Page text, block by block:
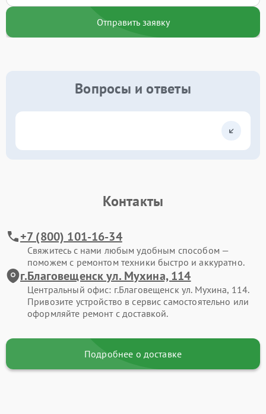
Отправить заявку
Вопросы и ответы
Контакты
+7 (800) 101-16-34
Свяжитесь с нами любым удобным способом —
поможем с ремонтом техники быстро и аккуратно.
г.Благовещенск ул. Мухина, 114
Центральный офис: г.Благовещенск ул. Мухина, 114.
Привозите устройство в сервис самостоятельно или
оформляйте ремонт с доставкой.
Подробнее о доставке